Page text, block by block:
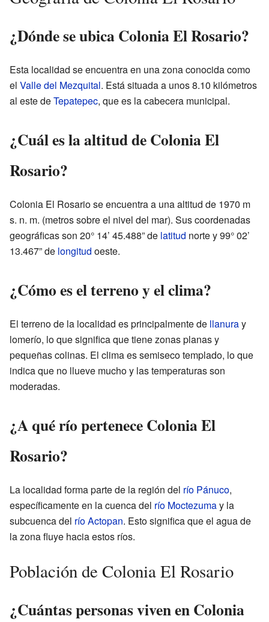
¿Dónde se ubica Colonia El Rosario?
Esta localidad se encuentra en una zona conocida como
el Valle del Mezquital. Está situada a unos 8.10 kilómetros
al este deTepatepec, que es la cabecera municipal.
¿Cuál es la altitud de Colonia El
Rosario?
Colonia El Rosario se encuentra a una altitud de 1970 m
s. n. m. (metros sobre el nivel del mar). Sus coordenadas
geográficas son 20° 14’ 45.488” de latitud norte y 99° 02’
13.467” de longitud oeste.
¿Cómo es el terreno y el clima?
El terreno de la localidad es principalmente de llanuray
lomerío, lo que significa que tiene zonas planas y
pequeñas colinas. El clima es semiseco templado, lo que
indica que no llueve mucho y las temperaturas son
moderadas.
¿A qué río pertenece Colonia El
Rosario?
La localidad forma parte de la región del río Pánuco,
específicamente en la cuenca del río Moctezumay la
subcuenca del río Actopan. Esto significa que el agua de
la zona fluye hacia estos ríos.
Población de Colonia El Rosario
¿Cuántas personas viven en Colonia